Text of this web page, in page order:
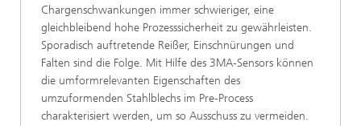
Chargenschwankungen immer schwieriger, eine
gleichbleibend hohe Prozesssicherheit zu gewährleisten.
Sporadisch auftretende Reißer, Einschnürungen und
Falten sind die Folge. Mit Hilfe des 3MA-Sensors können
die umformrelevanten Eigenschaften des
umzuformenden Stahlblechs im Pre-Process
charakterisiert werden, um so Ausschuss zu vermeiden.